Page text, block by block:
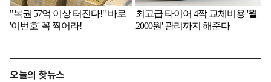
오늘의 핫뉴스